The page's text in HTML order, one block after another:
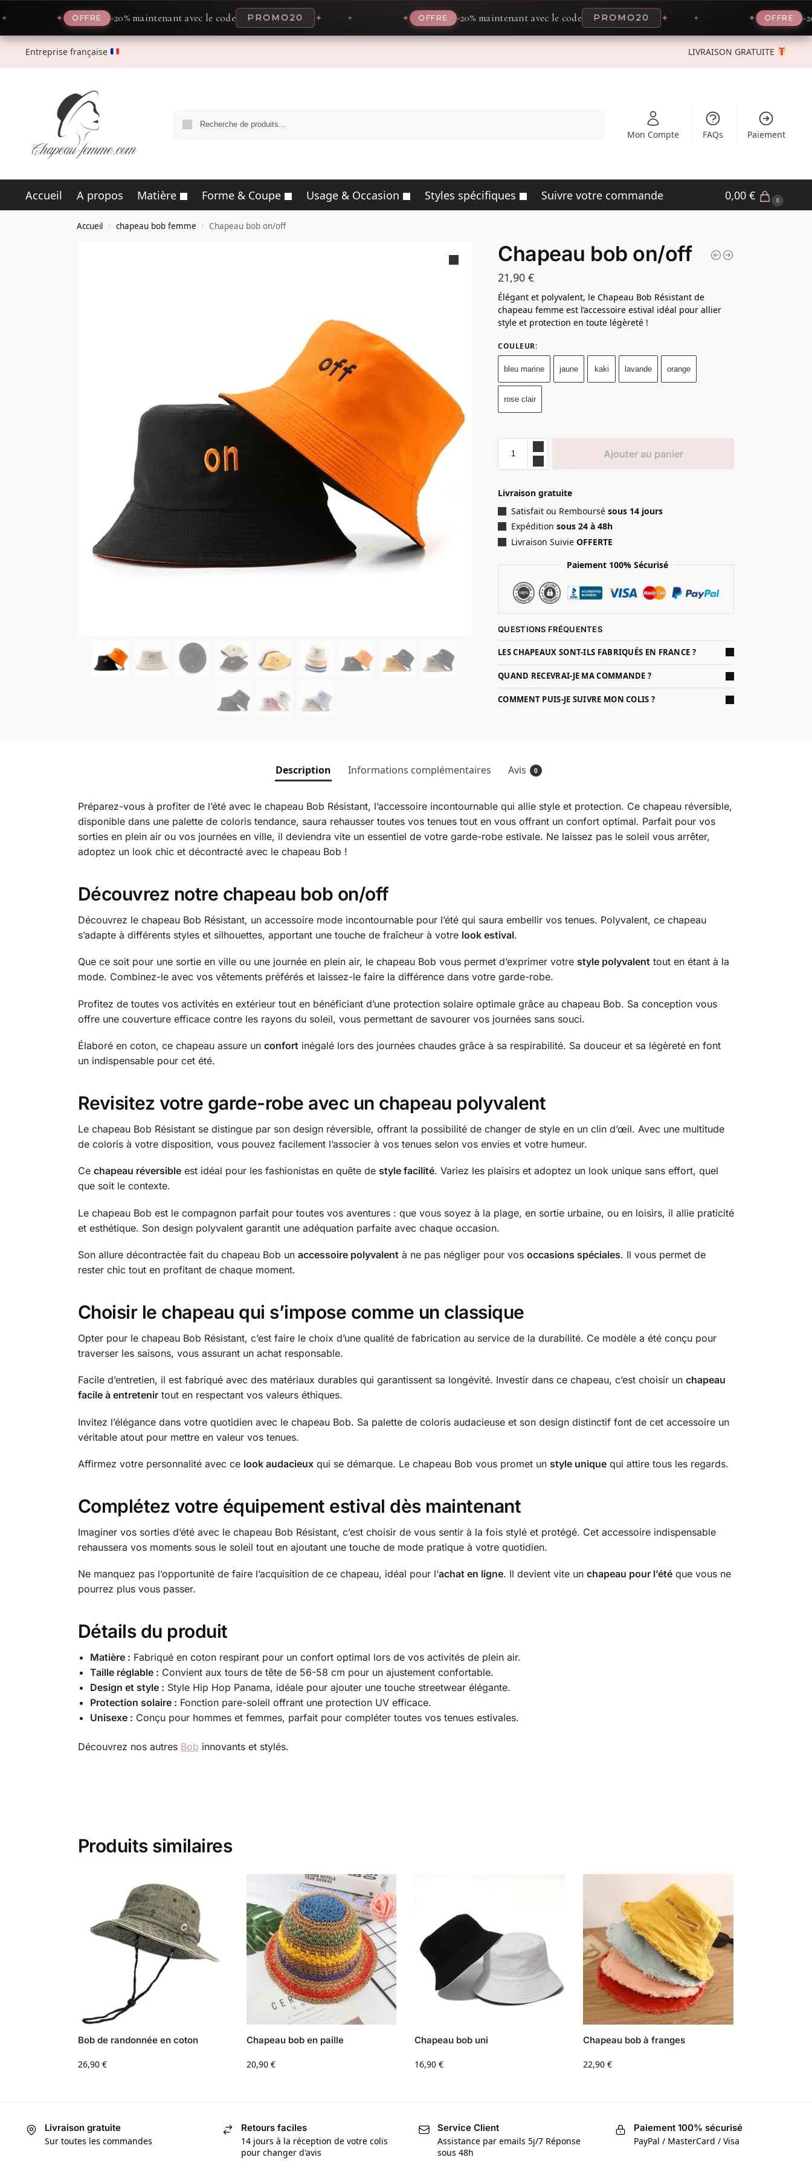
OFFRE -20% maintenant avec le code PROMO20 ✦ OFFRE -20% maintenant avec le code PROMO20 ✦ OFFRE -20%
Entreprise française LIVRAISON GRATUITE
Mon Compte FAQs Paiement
Accueil A propos Matière Forme & Coupe Usage & Occasion Styles spécifiques Suivre votre commande 0,00€ 0
Accueil / chapeau bob femme / Chapeau bob on/off
Chapeau bob on/off
21,90€
Élégant et polyvalent, le Chapeau Bob Résistant de
chapeau femme est l’accessoire estival idéal pour allier
style et protection en toute légèreté !
COULEUR:
bleu marine jaune kaki lavande orange
rose clair
Ajouter au panier
Livraison gratuite
Satisfait ou Remboursésous 14 jours
Expédition sous 24 à 48h
Livraison SuivieOFFERTE
Paiement 100% Sécurisé
QUESTIONS FRÉQUENTES
LES CHAPEAUX SONT-ILS FABRIQUÉS EN FRANCE ?
QUAND RECEVRAI-JE MA COMMANDE ?
COMMENT PUIS-JE SUIVRE MON COLIS ?
Description Informations complémentaires Avis 0
Préparez-vous à profiter de l’été avec le chapeau Bob Résistant, l’accessoire incontournable qui allie style et protection. Ce chapeau réversible,
disponible dans une palette de coloris tendance, saura rehausser toutes vos tenues tout en vous offrant un confort optimal. Parfait pour vos
sorties en plein air ou vos journées en ville, il deviendra vite un essentiel de votre garde-robe estivale. Ne laissez pas le soleil vous arrêter,
adoptez un look chic et décontracté avec le chapeau Bob !
Découvrez notre chapeau bob on/off
Découvrez le chapeau Bob Résistant, un accessoire mode incontournable pour l’été qui saura embellir vos tenues. Polyvalent, ce chapeau
s’adapte à différents styles et silhouettes, apportant une touche de fraîcheur à votre look estival.
Que ce soit pour une sortie en ville ou une journée en plein air, le chapeau Bob vous permet d’exprimer votre style polyvalenttout en étant à la
mode. Combinez-le avec vos vêtements préférés et laissez-le faire la différence dans votre garde-robe.
Profitez de toutes vos activités en extérieur tout en bénéficiant d’une protection solaire optimale grâce au chapeau Bob. Sa conception vous
offre une couverture efficace contre les rayons du soleil, vous permettant de savourer vos journées sans souci.
Élaboré en coton, ce chapeau assure un confort inégalé lors des journées chaudes grâce à sa respirabilité. Sa douceur et sa légèreté en font
un indispensable pour cet été.
Revisitez votre garde-robe avec un chapeau polyvalent
Le chapeau Bob Résistant se distingue par son design réversible, offrant la possibilité de changer de style en un clin d’œil. Avec une multitude
de coloris à votre disposition, vous pouvez facilement l’associer à vos tenues selon vos envies et votre humeur.
Ce chapeau réversibleest idéal pour les fashionistas en quête de style facilité. Variez les plaisirs et adoptez un look unique sans effort, quel
que soit le contexte.
Le chapeau Bob est le compagnon parfait pour toutes vos aventures : que vous soyez à la plage, en sortie urbaine, ou en loisirs, il allie praticité
et esthétique. Son design polyvalent garantit une adéquation parfaite avec chaque occasion.
Son allure décontractée fait du chapeau Bob un accessoire polyvalent à ne pas négliger pour vos occasions spéciales. Il vous permet de
rester chic tout en profitant de chaque moment.
Choisir le chapeau qui s’impose comme un classique
Opter pour le chapeau Bob Résistant, c’est faire le choix d’une qualité de fabrication au service de la durabilité. Ce modèle a été conçu pour
traverser les saisons, vous assurant un achat responsable.
Facile d’entretien, il est fabriqué avec des matériaux durables qui garantissent sa longévité. Investir dans ce chapeau, c’est choisir un chapeau
facile à entretenirtout en respectant vos valeurs éthiques.
Invitez l’élégance dans votre quotidien avec le chapeau Bob. Sa palette de coloris audacieuse et son design distinctif font de cet accessoire un
véritable atout pour mettre en valeur vos tenues.
Affirmez votre personnalité avec ce look audacieuxqui se démarque. Le chapeau Bob vous promet un style uniquequi attire tous les regards.
Complétez votre équipement estival dès maintenant
Imaginer vos sorties d’été avec le chapeau Bob Résistant, c’est choisir de vous sentir à la fois stylé et protégé. Cet accessoire indispensable
rehaussera vos moments sous le soleil tout en ajoutant une touche de mode pratique à votre quotidien.
Ne manquez pas l’opportunité de faire l’acquisition de ce chapeau, idéal pour l’achat en ligne. Il devient vite un chapeau pour l’étéque vous ne
pourrez plus vous passer.
Détails du produit
Matière : Fabriqué en coton respirant pour un confort optimal lors de vos activités de plein air.
Taille réglable : Convient aux tours de tête de 56-58 cm pour un ajustement confortable.
Design et style : Style Hip Hop Panama, idéale pour ajouter une touche streetwear élégante.
Protection solaire : Fonction pare-soleil offrant une protection UV efficace.
Unisexe : Conçu pour hommes et femmes, parfait pour compléter toutes vos tenues estivales.
Découvrez nos autres Bob innovants et stylés.
Produits similaires
Bob de randonnée en coton
26,90 €
Chapeau bob en paille
20,90 €
Chapeau bob uni
16,90€
Chapeau bob à franges
22,90€
Livraison gratuite
Sur toutes les commandes
Retours faciles
14 jours à la réception de votre colis
pour changer d'avis
Service Client
Assistance par emails 5j/7 Réponse
sous 48h
Paiement 100% sécurisé
PayPal / MasterCard / Visa